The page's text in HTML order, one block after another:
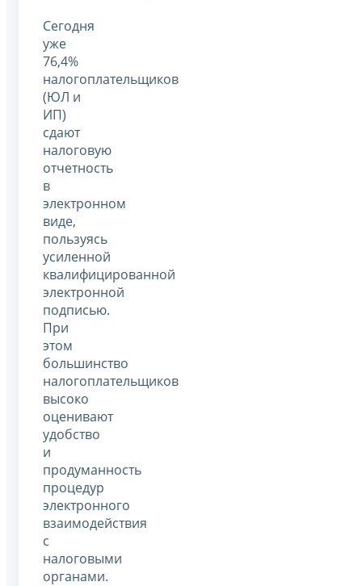
Сегодня
уже
76,4%
налогоплательщиков
(ЮЛ и
ИП)
сдают
налоговую
отчетность
в
электронном
виде,
пользуясь
усиленной
квалифицированной
электронной
подписью.
При
этом
большинство
налогоплательщиков
высоко
оценивают
удобство
и
продуманность
процедур
электронного
взаимодействия
с
налоговыми
органами.